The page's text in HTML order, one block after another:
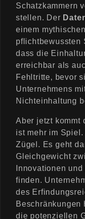
Schatzkammern
stellen. Der
einem
pflichtbewussten
dass die
erreichbar als
Fehltritte, bevor
Unternehmens
Nichteinhaltung
Aber jetzt kommt
ist mehr im
Zügel. Es geht
Gleichgewicht
Innovationen
finden.
des
die potenziellen